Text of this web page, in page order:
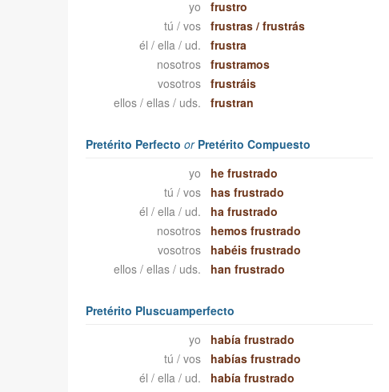
yo
frustro
tú / vos
frustras /frustrás
él / ella / ud.
frustra
nosotros
frustramos
vosotros
frustráis
ellos / ellas / uds.
frustran
Pretérito Perfecto orPretérito Compuesto
yo
he frustrado
tú / vos
has frustrado
él / ella / ud.
ha frustrado
nosotros
hemos frustrado
vosotros
habéis frustrado
ellos / ellas / uds.
han frustrado
Pretérito Pluscuamperfecto
yo
había frustrado
tú / vos
habías frustrado
él / ella / ud.
había frustrado